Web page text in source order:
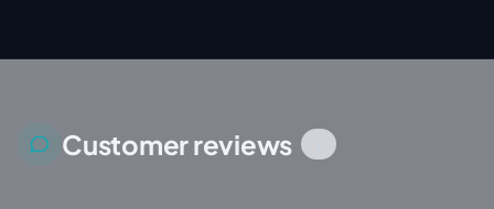
Customer reviews